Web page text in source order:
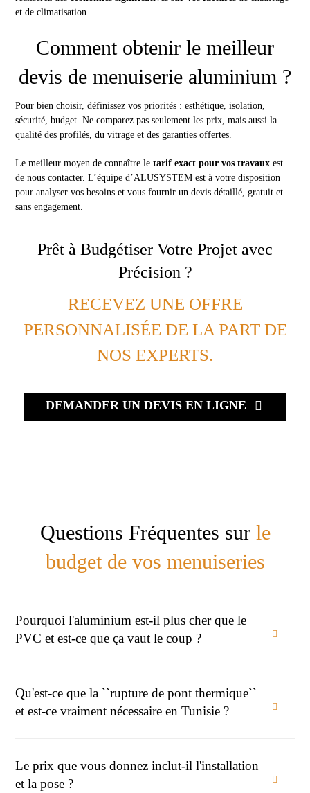
et de climatisation.
Comment obtenir le meilleur
devis de menuiserie aluminium ?
Pour bien choisir, définissez vos priorités : esthétique, isolation,
sécurité, budget. Ne comparez pas seulement les prix, mais aussi la
qualité des profilés, du vitrage et des garanties offertes.
Le meilleur moyen de connaître letarif exact pour vos travaux est
de nous contacter. L’équipe d’ALUSYSTEM est à votre disposition
pour analyser vos besoins et vous fournir un devis détaillé, gratuit et
sans engagement.
Prêt à Budgétiser Votre Projet avec
Précision ?
RECEVEZ UNE OFFRE
PERSONNALISÉE DE LA PART DE
NOS EXPERTS.
DEMANDER UN DEVIS EN LIGNE
Questions Fréquentes sur le
budget de vos menuiseries
Pourquoi l'aluminium est-il plus cher que le
PVC et est-ce que ça vaut le coup ?
Qu'est-ce que la ``rupture de pont thermique``
et est-ce vraiment nécessaire en Tunisie ?
Le prix que vous donnez inclut-il l'installation
et la pose ?